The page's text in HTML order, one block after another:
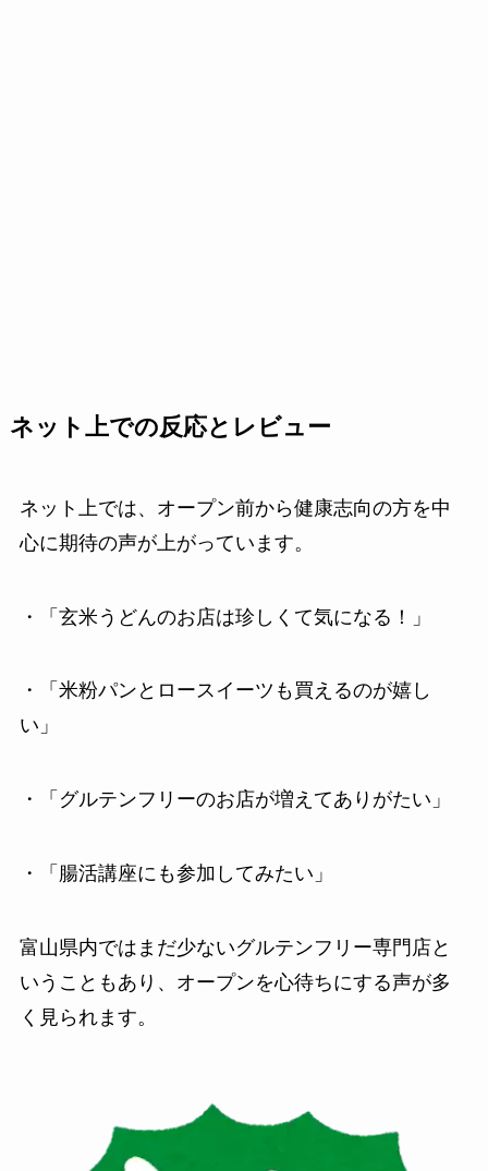
ネット上での反応とレビュー
ネット上では、オープン前から健康志向の方を中
心に期待の声が上がっています。
・「玄米うどんのお店は珍しくて気になる！」
・「米粉パンとロースイーツも買えるのが嬉し
い」
・「グルテンフリーのお店が増えてありがたい」
・「腸活講座にも参加してみたい」
富山県内ではまだ少ないグルテンフリー専門店と
いうこともあり、オープンを心待ちにする声が多
く見られます。